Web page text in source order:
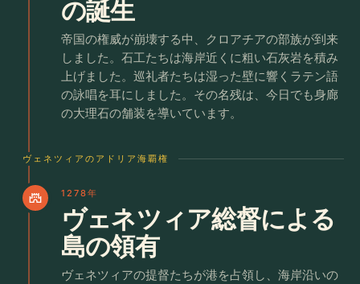
の誕生
帝国の権威が崩壊する中、クロアチアの部族が到来
しました。石工たちは海岸近くに粗い石灰岩を積み
上げました。巡礼者たちは湿った壁に響くラテン語
の詠唱を耳にしました。その名残は、今日でも身廊
の大理石の舗装を導いています。
ヴェネツィアのアドリア海覇権
castle 1278年
ヴェネツィア総督による
島の領有
ヴェネツィアの提督たちが港を占領し、海岸沿いの